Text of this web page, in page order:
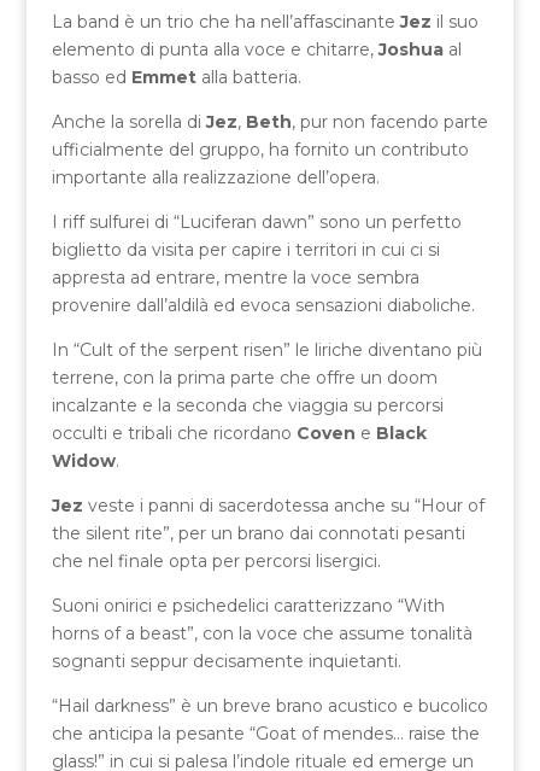
La band è un trio che ha nell’affascinanteJez il suo
elemento di punta alla voce e chitarre,Joshuaal
basso ed Emmetalla batteria.
Anche la sorella diJez, Beth, pur non facendo parte
ufficialmente del gruppo, ha fornito un contributo
importante alla realizzazione dell’opera.
I riff sulfurei di “Luciferan dawn” sono un perfetto
biglietto da visita per capire i territori in cui ci si
appresta ad entrare, mentre la voce sembra
provenire dall’aldilà ed evoca sensazioni diaboliche.
In “Cult of the serpent risen” le liriche diventano più
terrene, con la prima parte che offre un doom
incalzante e la seconda che viaggia su percorsi
occulti e tribali che ricordano Coven e Black
Widow.
Jez veste i panni di sacerdotessa anche su “Hour of
the silent rite”, per un brano dai connotati pesanti
che nel finale opta per percorsi lisergici.
Suoni onirici e psichedelici caratterizzano “With
horns of a beast”, con la voce che assume tonalità
sognanti seppur decisamente inquietanti.
“Hail darkness” è un breve brano acustico e bucolico
che anticipa la pesante “Goat of mendes… raise the
glass!” in cui si palesa l’indole rituale ed emerge un